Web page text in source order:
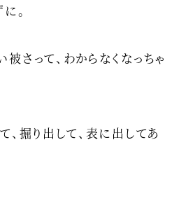
。
さって、わからなくなっちゃ
、掘り出して、表に出してあ